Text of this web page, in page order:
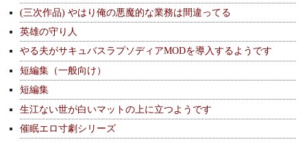
(三次作品) やはり俺の悪魔的な業務は間違ってる
英雄の守り人
やる夫がサキュバスラプソディアMODを導入するようです
短編集（一般向け）
短編集
生江ない世が白いマットの上に立つようです
催眠エロ寸劇シリーズ